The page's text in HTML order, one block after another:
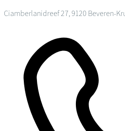
Ciamberlanidreef 27, 9120 Beveren-